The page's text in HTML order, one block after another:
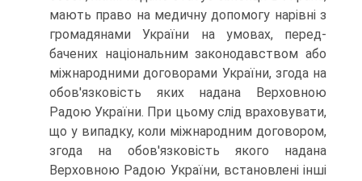
мають право на медичну допомогу нарівні з
громадянами України на умовах, перед­
бачених національним законодавством або
міжнародними договорами України, згода на
обов'язковість яких надана Верховною
Радою Укра­їни. При цьому слід враховувати,
що у випадку, коли міжнародним договором,
згода на обов'язковість якого надана
Верховною Радою України, встановлені інші